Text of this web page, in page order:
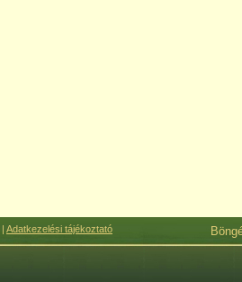
| Adatkezelési tájékoztató